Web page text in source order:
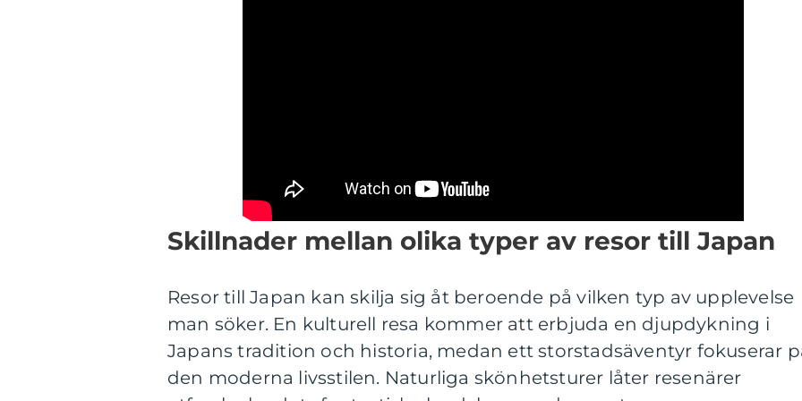
Skillnader mellan olika typer av resor till Japan
Resor till Japan kan skilja sig åt beroende på vilken typ av upplevelse
man söker. En kulturell resa kommer att erbjuda en djupdykning i
Japans tradition och historia, medan ett storstadsäventyr fokuserar
den moderna livsstilen. Naturliga skönhetsturer låter resenärer